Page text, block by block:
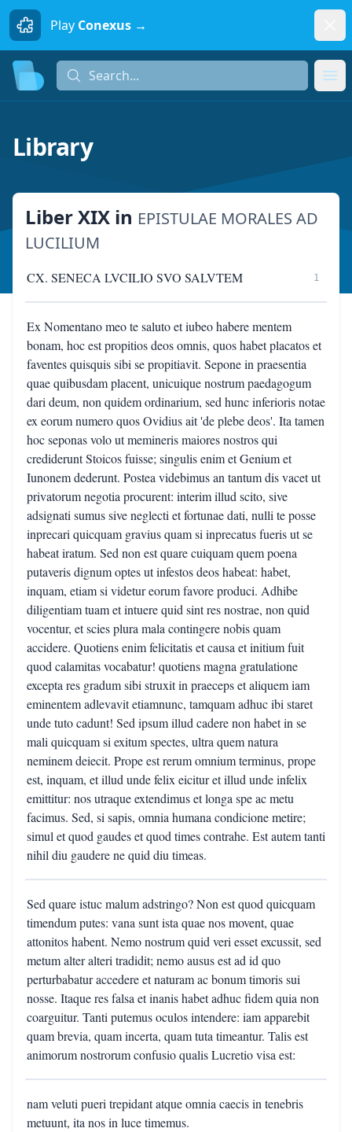
Play Conexus →
Search...
Library
Liber XIX in EPISTULAE MORALES AD
LUCILIUM
CX. SENECA LVCILIO SVO SALVTEM 1
Ex Nomentano meo te saluto et iubeo habere mentem
bonam, hoc est propitios deos omnis, quos habet placatos et
faventes quisquis sibi se propitiavit. Sepone in praesentia
quae quibusdam placent, unicuique nostrum paedagogum
dari deum, non quidem ordinarium, sed hunc inferioris notae
ex eorum numero quos Ovidius ait 'de plebe deos'. Ita tamen
hoc seponas volo ut memineris maiores nostros qui
crediderunt Stoicos fuisse; singulis enim et Genium et
Iunonem dederunt. Postea videbimus an tantum dis vacet ut
privatorum negotia procurent: interim illud scito, sive
adsignati sumus sive neglecti et fortunae dati, nulli te posse
inprecari quicquam gravius quam si inprecatus fueris ut se
habeat iratum. Sed non est quare cuiquam quem poena
putaveris dignum optes ut infestos deos habeat: habet,
inquam, etiam si videtur eorum favore produci. Adhibe
diligentiam tuam et intuere quid sint res nostrae, non quid
vocentur, et scies plura mala contingere nobis quam
accidere. Quotiens enim felicitatis et causa et initium fuit
quod calamitas vocabatur! quotiens magna gratulatione
excepta res gradum sibi struxit in praeceps et aliquem iam
eminentem adlevavit etiamnunc, tamquam adhuc ibi staret
unde tuto cadunt! Sed ipsum illud cadere non habet in se
mali quicquam si exitum spectes, ultra quem natura
neminem deiecit. Prope est rerum omnium terminus, prope
est, inquam, et illud unde felix eicitur et illud unde infelix
emittitur: nos utraque extendimus et longa spe ac metu
facimus. Sed, si sapis, omnia humana condicione metire;
simul et quod gaudes et quod times contrahe. Est autem tanti
nihil diu gaudere ne quid diu timeas.
Sed quare istuc malum adstringo? Non est quod quicquam
timendum putes: vana sunt ista quae nos movent, quae
attonitos habent. Nemo nostrum quid veri esset excussit, sed
metum alter alteri tradidit; nemo ausus est ad id quo
perturbabatur accedere et naturam ac bonum timoris sui
nosse. Itaque res falsa et inanis habet adhuc fidem quia non
coarguitur. Tanti putemus oculos intendere: iam apparebit
quam brevia, quam incerta, quam tuta timeantur. Talis est
animorum nostrorum confusio qualis Lucretio visa est:
nam veluti pueri trepidant atque omnia caecis in tenebris
metuunt, ita nos in luce timemus.